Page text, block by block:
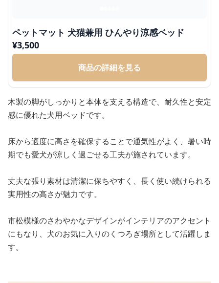
ペットマット 犬猫兼用 ひんやり涼感ベッド
¥3,500
商品の詳細を見る
木製の脚がしっかりと本体を支える構造で、耐久性と安定
感に優れた犬用ベッドです。
床から適度に高さを確保することで通気性がよく、暑い時
期でも愛犬が涼しく過ごせる工夫が施されています。
丈夫な張り素材は清潔に保ちやすく、長く使い続けられる
実用性の高さが魅力です。
市松模様のさわやかなデザインがインテリアのアクセント
にもなり、犬のお気に入りのくつろぎ場所として活躍しま
す。